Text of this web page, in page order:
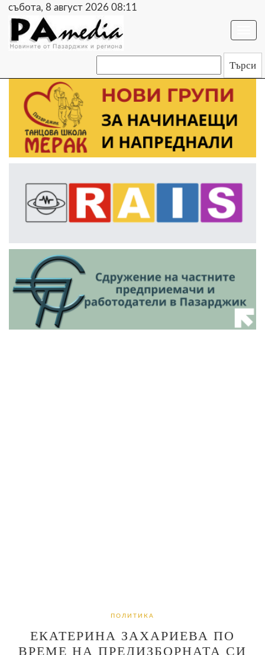
събота, 8 август 2026 08:11
ПОЛИТИКА
ЕКАТЕРИНА ЗАХАРИЕВА ПО
ВРЕМЕ НА ПРЕДИЗБОРНАТА СИ